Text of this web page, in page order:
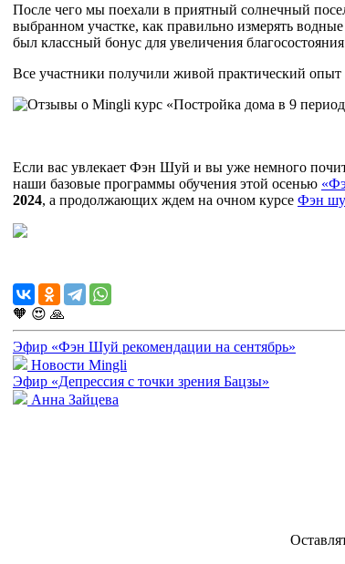
После чего мы поехали в приятный солнечный
выбранном участке, как правильно измерять
был классный бонус для увеличения
Все участники получили живой практический
Если вас увлекает Фэн Шуй и вы уже немного
наши базовые программы обучения этой осенью
2024, а продолжающих ждем на очном курсе Фэн
🧡 😍 🙏
Эфир «Фэн Шуй рекомендации на сентябрь»
Новости Mingli
Эфир «Депрессия с точки зрения Бацзы»
Анна Зайцева